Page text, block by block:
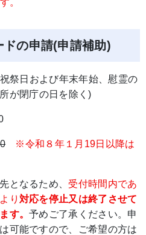
。
の申請(申請補助)
祭日および年末年始、慰霊の
が閉庁の日を除く)
※令和８年１月19日以降は
となるため、 受付時間内であ
り 対応を停止又は終了させて
す。予めご了承ください。申
可能ですので、ご希望の方は